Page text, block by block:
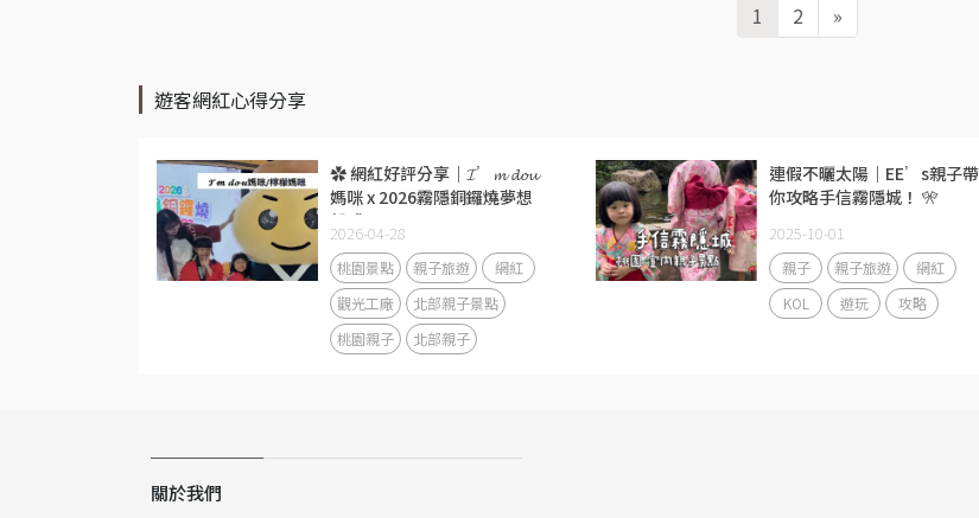
1 2 »
遊客網紅心得分享
✿ 網紅好評分享｜𝓘’𝓶 𝓭𝓸𝓾
媽咪 x 2026霧隱銅鑼燒夢想
祭 ✿
2026-04-28
桃園景點 親子旅遊
網紅
觀光工廠
北部親子景點
桃園親子
北部親子
連假不曬太陽｜EE’s親子帶
你攻略手信霧隱城！ 🎌
2025-10-01
親子 親子旅遊
網紅
KOL
遊玩 攻略
關於我們